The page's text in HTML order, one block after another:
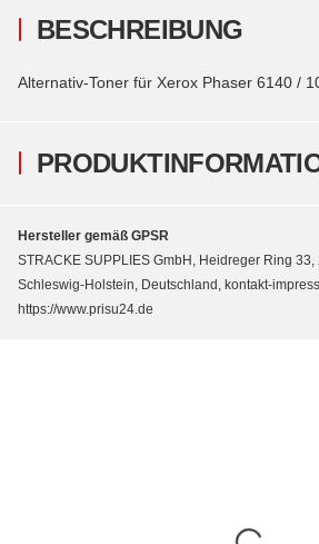
BESCHREIBUNG
Alternativ-Toner für Xerox Phaser 6140 /
Hersteller gemäß GPSR
STRACKE SUPPLIES GmbH, Heidreger Ring 33,
Schleswig-Holstein, Deutschland, kontakt-
https://www.prisu24.de